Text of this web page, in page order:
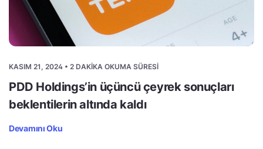
KASIM 21, 2024 • 2 DAKIKA OKUMA SÜRESI
PDD Holdings’in üçüncü çeyrek sonuçları
beklentilerin altında kaldı
Devamını Oku